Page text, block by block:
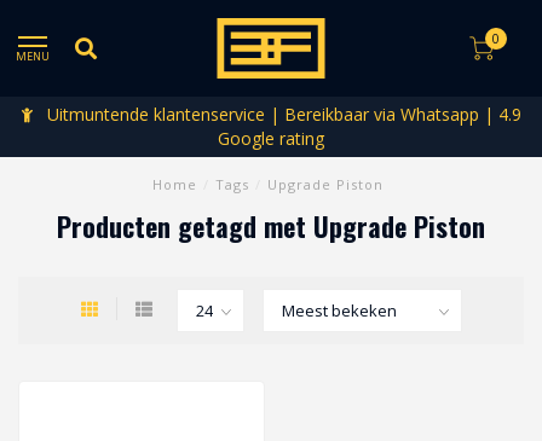
MENU
0
Uitmuntende klantenservice | Bereikbaar via Whatsapp | 4.9
Google rating
Home Tags Upgrade Piston
Producten getagd met Upgrade Piston